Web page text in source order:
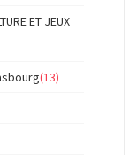
ET JEUX
(13)